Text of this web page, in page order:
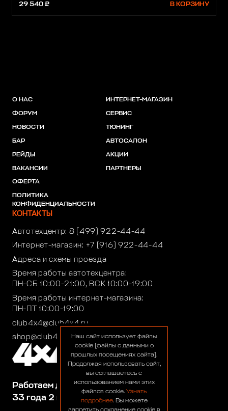
29 540 ₽ В КОРЗИНУ
Работаем для вас:
33 года 2 месяца 25 дней
О НАС
ФОРУМ
НОВОСТИ
БАР
РЕЙДЫ
ВАКАНСИИ
ОФЕРТА
ПОЛИТИКА
КОНФИДЕНЦИАЛЬНОСТИ
ИНТЕРНЕТ-МАГАЗИН
СЕРВИС
ТЮНИНГ
АВТОСАЛОН
АКЦИИ
ПАРТНЕРЫ
КОНТАКТЫ
Автотехцентр: 8 (499) 922-44-44
Интернет-магазин: +7 (916) 922-44-44
Адреса и схемы проезда
Время работы автотехцентра:
ПН-СБ 10:00-21:00, ВСК 10:00-19:00
Время работы интернет-магазина:
ПН-ПТ 10:00-19:00
club4x4@club4x4.ru
shop@club4x4.ruНаш сайт использует файлы
cookie (файлы с данными о
прошлых посещениях сайта).
Продолжая использовать сайт,
вы соглашаетесь с
использованием нами этих
файлов cookie. Узнать
подробнее. Вы можете